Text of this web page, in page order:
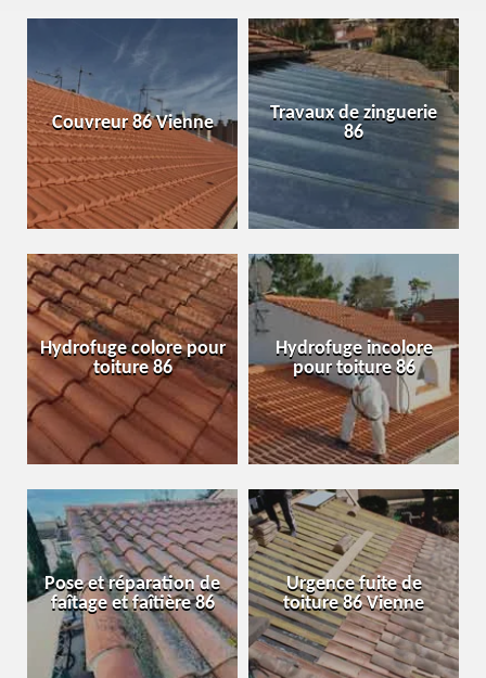
Couvreur 86 Vienne
Travaux de zinguerie
86
Hydrofuge colore pour
toiture 86
Hydrofuge incolore
pour toiture 86
Pose et réparation de
faîtage et faîtière 86
Urgence fuite de
toiture 86 Vienne